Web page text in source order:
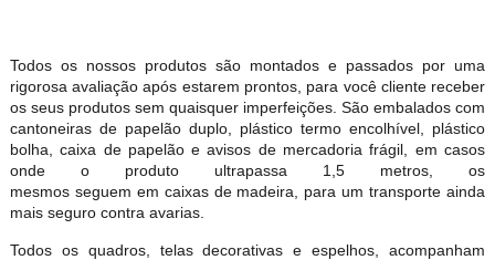
Todos os nossos produtos são montados e passados por uma
rigorosa avaliação após estarem prontos, para você cliente receber
os seus produtos sem quaisquer imperfeições. São embalados com
cantoneiras de papelão duplo, plástico termo encolhível, plástico
bolha, caixa de papelão e avisos de mercadoria frágil, em casos
onde o produto ultrapassa 1,5 metros, os
mesmos seguem em caixas de madeira, para um transporte ainda
mais seguro contra avarias.
Todos os quadros, telas decorativas e espelhos, acompanham